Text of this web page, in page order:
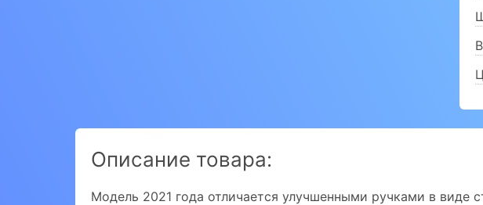
Описание товара:
Модель 2021 года отличается улучшенными ручками в виде